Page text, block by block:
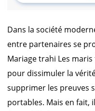
Dans la société
entre partenaires se
Mariage trahi Les
pour dissimuler la
supprimer les preuves
portables. Mais en fait,